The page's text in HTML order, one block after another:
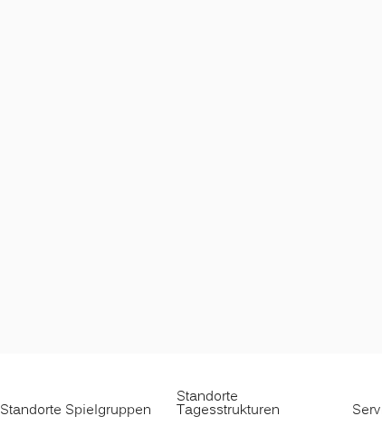
Standorte Spielgruppen
Standorte
Tagesstrukturen